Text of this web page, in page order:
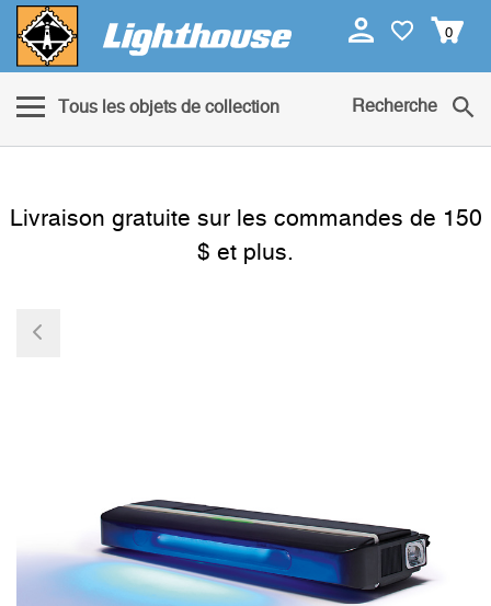
0
Tous les objets de collection Recherche
Livraison gratuite sur les commandes de 150
$ et plus.